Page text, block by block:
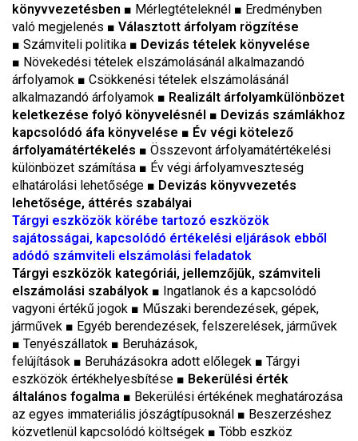
könyvvezetésben ■ Mérlegtételeknél ■ Eredményben
való megjelenés ■ Választott árfolyam rögzítése
■ Számviteli politika ■ Devizás tételek könyvelése
■ Növekedési tételek elszámolásánál alkalmazandó
árfolyamok ■ Csökkenési tételek elszámolásánál
alkalmazandó árfolyamok ■ Realizált árfolyamkülönbözet
keletkezése folyó könyvelésnél ■ Devizás számlákhoz
kapcsolódó áfa könyvelése ■ Év végi kötelező
árfolyamátértékelés ■ Összevont árfolyamátértékelési
különbözet számítása ■ Év végi árfolyamveszteség
elhatárolási lehetősége ■ Devizás könyvvezetés
lehetősége, áttérés szabályai
Tárgyi eszközök körébe tartozó eszközök
sajátosságai, kapcsolódó értékelési eljárások ebből
adódó számviteli elszámolási feladatok
Tárgyi eszközök kategóriái, jellemzőjük, számviteli
elszámolási szabályok ■ Ingatlanok és a kapcsolódó
vagyoni értékű jogok ■ Műszaki berendezések, gépek,
járművek ■ Egyéb berendezések, felszerelések, járművek
■ Tenyészállatok ■ Beruházások,
felújítások ■ Beruházásokra adott előlegek ■ Tárgyi
eszközök értékhelyesbítése ■ Bekerülési érték
általános fogalma ■ Bekerülési értékének meghatározása
az egyes immateriális jószágtípusoknál ■ Beszerzéshez
közvetlenül kapcsolódó költségek ■ Több eszköz